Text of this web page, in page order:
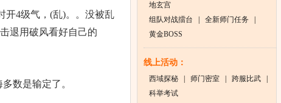
4级气，(乱)。。没被乱
退用破风看好自己的
数是输定了。
地玄宫
组队对战擂台
全新师门任务
黄金BOSS
线上活动：
西域探秘 师门密室 跨服比武
科举考试